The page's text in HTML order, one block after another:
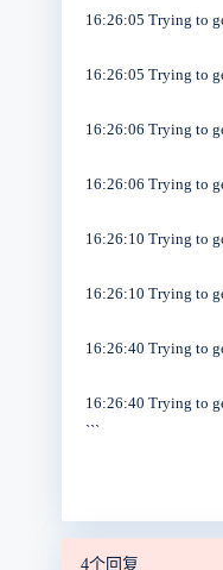
16:26:05 Trying to
16:26:05 Trying to
16:26:06 Trying to
16:26:06 Trying to
16:26:10 Trying to
16:26:10 Trying to
16:26:40 Trying to
16:26:40 Trying to
```
4个回复